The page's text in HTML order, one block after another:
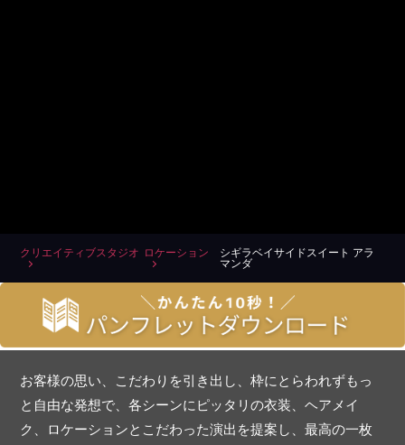
クリエイティブスタジオ ロケーション
シギラベイサイドスイート アラ
マンダ
お客様の思い、こだわりを引き出し、枠にとらわれずもっ
と自由な発想で、各シーンにピッタリの衣装、ヘアメイ
ク、ロケーションとこだわった演出を提案し、最高の一枚